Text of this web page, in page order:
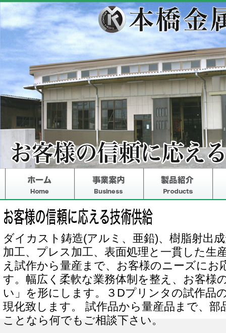
ダイカスト鋳造(アルミ、亜鉛)、樹脂射出
加工、プレス加工、表面処理と一貫した生
え試作から量産まで、お客様のニーズにお
す。幅広く柔軟な業務体制を整え、お客様
い」を形にします。３Dプリンタの試作品
現化致します。 試作品から量産品まで、部
ことなら何でもご相談下さい。